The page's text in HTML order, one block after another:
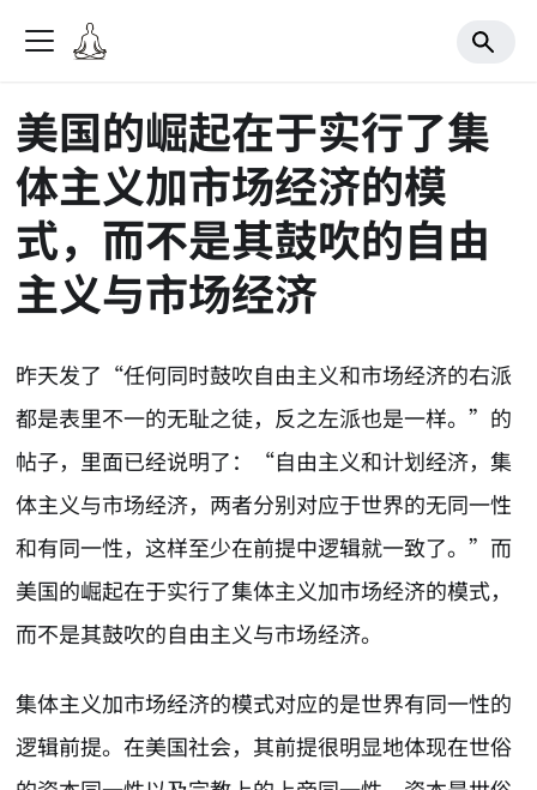
美国的崛起在于实行了集
体主义加市场经济的模
式，而不是其鼓吹的自由
主义与市场经济
昨天发了“任何同时鼓吹自由主义和市场经济的右派
都是表里不一的无耻之徒，反之左派也是一样。”的
帖子，里面已经说明了：“自由主义和计划经济，集
体主义与市场经济，两者分别对应于世界的无同一性
和有同一性，这样至少在前提中逻辑就一致了。”而
美国的崛起在于实行了集体主义加市场经济的模式，
而不是其鼓吹的自由主义与市场经济。
集体主义加市场经济的模式对应的是世界有同一性的
逻辑前提。在美国社会，其前提很明显地体现在世俗